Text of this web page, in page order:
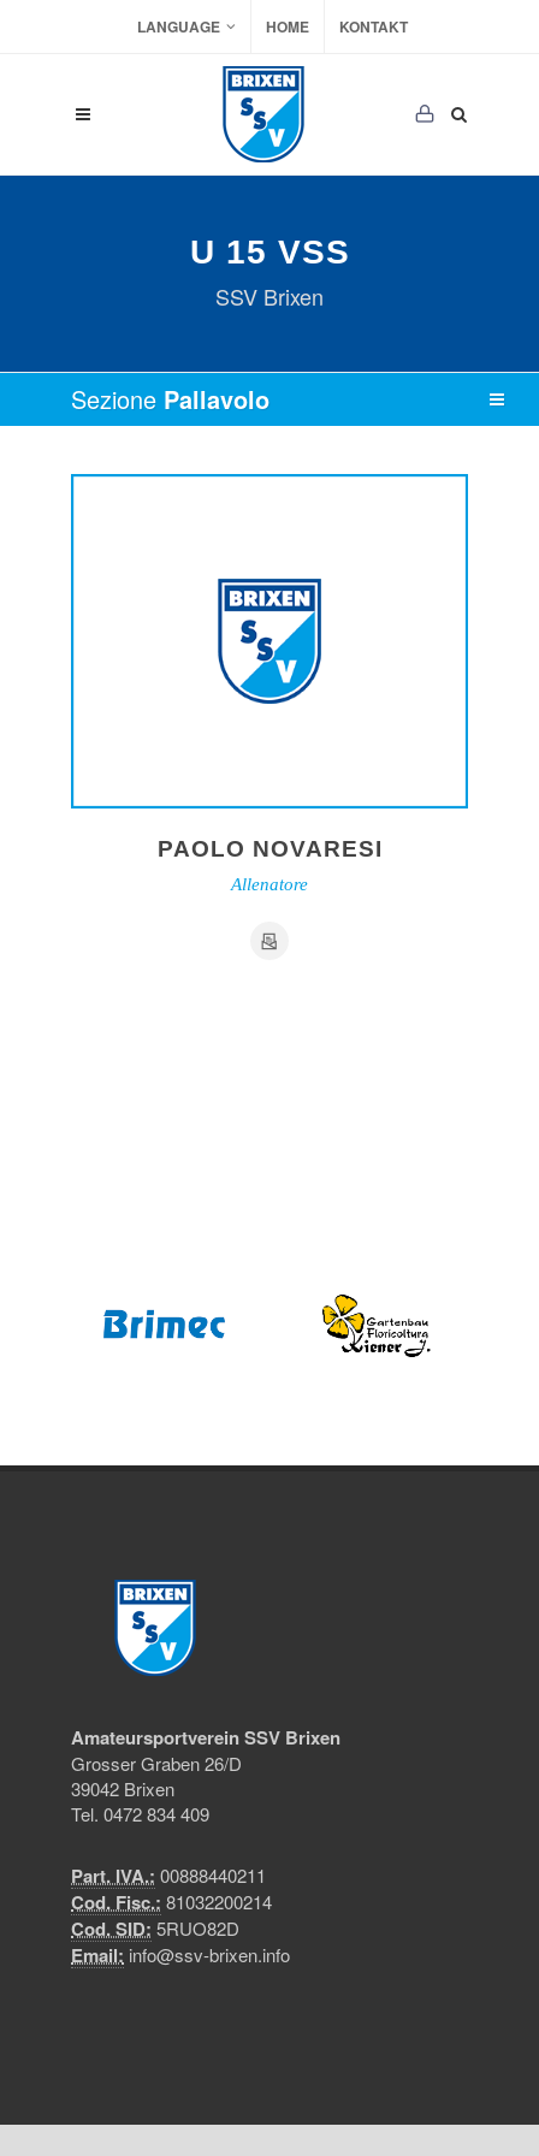
LANGUAGE HOME KONTAKT
U 15 VSS
SSV Brixen
Sezione Pallavolo
PAOLO NOVARESI
Allenatore
Amateursportverein SSV Brixen
Grosser Graben 26/D
39042 Brixen
Tel. 0472 834 409
Part. IVA.: 00888440211
Cod. Fisc.: 81032200214
Cod. SID: 5RUO82D
Email: info@ssv-brixen.info